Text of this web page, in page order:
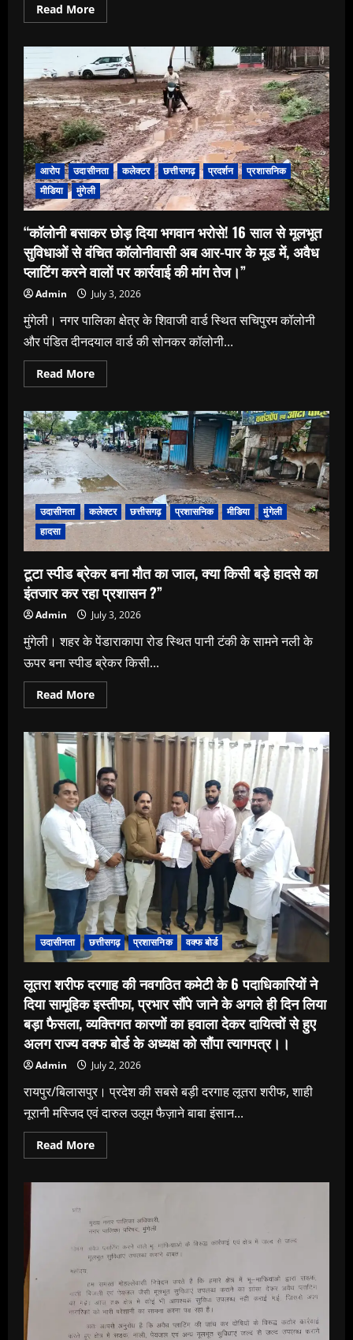
Read MoreRead
more
मुख्य
मार्ग
पर
स्वागत
गेट
बना
मुसीबत,
उखड़ी
सड़क
और
गड्ढों
से
हादसे
का
बढ़ा।
आरोप उदासीनता कलेक्टर छत्तीसगढ़ प्रदर्शन
प्रशासनिक
मीडिया
मुंगेली
“कॉलोनी बसाकर छोड़ दिया भगवान भरोसे! 16 साल से मूलभूत
सुविधाओं से वंचित कॉलोनीवासी अब आर-पार के मूड में, अवैध
प्लाटिंग करने वालों पर कार्रवाई की मांग तेज।”
Admin July 3, 2026
मुंगेली। नगर पालिका क्षेत्र के शिवाजी वार्ड स्थित सचिपुरम कॉलोनी
और पंडित दीनदयाल वार्ड की सोनकर कॉलोनी...
Read MoreRead
more
बसाकर
छोड़
दिया
भगवान
भरोसे!
16
साल
से
मूलभूत
सुविधाओं
से
कॉलोनीवासी
आर-
पार
के
मूड
में,
प्लाटिंग
करने
वालों
पर
कार्रवाई
की
मांग
उदासीनता कलेक्टर छत्तीसगढ़ प्रशासनिक मीडिया
मुंगेली
हादसा
टूटा स्पीड ब्रेकर बना मौत का जाल, क्या किसी बड़े हादसे का
इंतजार कर रहा प्रशासन ?”
Admin July 3, 2026
मुंगेली। शहर के पेंडाराकापा रोड स्थित पानी टंकी के सामने नली के
ऊपर बना स्पीड ब्रेकर किसी...
Read MoreRead
more
स्पीड
ब्रेकर
मौत
का
जाल,
क्या
किसी
बड़े
हादसे
का
इंतजार
कर
रहा
प्रशासन
?”
उदासीनता छत्तीसगढ़ प्रशासनिक वक्फ बोर्ड
लूतरा शरीफ दरगाह की नवगठित कमेटी के 6 पदाधिकारियों ने
दिया सामूहिक इस्तीफा, प्रभार सौंपे जाने के अगले ही दिन लिया
बड़ा फैसला, व्यक्तिगत कारणों का हवाला देकर दायित्वों से हुए
अलग राज्य वक्फ बोर्ड के अध्यक्ष को सौंपा त्यागपत्र।।
Admin July 2, 2026
रायपुर/बिलासपुर। प्रदेश की सबसे बड़ी दरगाह लूतरा शरीफ, शाही
नूरानी मस्जिद एवं दारुल उलूम फैज़ाने बाबा इंसान...
Read MoreRead
more
नवगठित
कमेटी
के
6
पदाधिकारियों
दिया
सामूहिक
इस्तीफा,
प्रभार
सौंपे